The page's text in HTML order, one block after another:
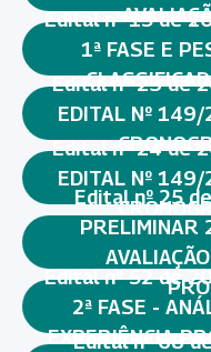
Edital nº 15 de
1ª FASE E
Edital nº 23 de
EDITAL Nº 149/
Edital nº 24 de
EDITAL Nº 149/
Edital nº 25
PRELIMINAR
Edital nº 52 de
2ª FASE -
EXPERIÊNCIA
Edital nº 68